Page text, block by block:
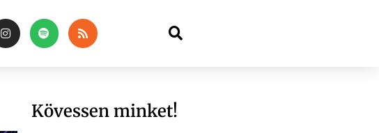
Kövessen minket!